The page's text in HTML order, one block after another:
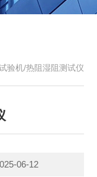
验机/热阻湿阻测试仪
06-12